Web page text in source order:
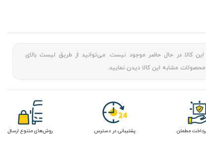
این کالا در حال حاضر موجود نیست. می‌توانید از طریق لیست بالای
مشابه این کالا دیدن نمایید.
مطمئن پشتیبانی در دسترس روش‌های متنوع ارسال